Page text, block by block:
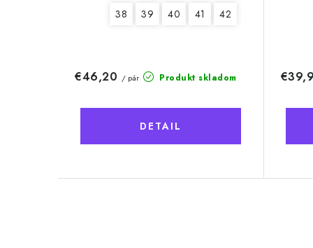
38 39 40 41 42
Produkt skladom
€46,20 / pár
DETAIL